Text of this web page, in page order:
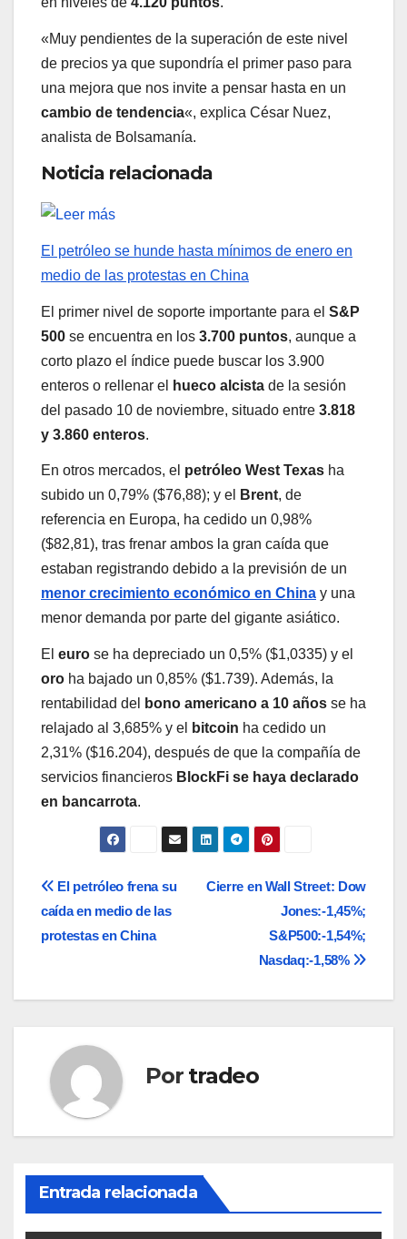
«Muy pendientes de la superación de este nivel
de precios ya que supondría el primer paso para
una mejora que nos invite a pensar hasta en un
cambio de tendencia«, explica César Nuez,
analista de Bolsamanía.
Noticia relacionada
El petróleo se hunde hasta mínimos de enero en
medio de las protestas en China
El primer nivel de soporte importante para el S&P
500 se encuentra en los 3.700 puntos, aunque a
corto plazo el índice puede buscar los 3.900
enteros o rellenar el
hueco alcista de la sesión
del pasado 10 de noviembre, situado entre 3.818
y 3.860 enteros.
En otros mercados, el petróleo West Texas ha
subido un 0,79% ($76,88); y el
Brent, de
referencia en Europa, ha cedido un 0,98%
($82,81), tras frenar ambos la gran caída que
estaban registrando debido a la previsión de un
menor crecimiento económico en China y una
menor demanda por parte del gigante asiático.
El euro se ha depreciado un 0,5% ($1,0335) y el
oro ha bajado un 0,85% ($1.739). Además, la
rentabilidad del
bono americano a 10 años se ha
relajado al 3,685% y el
bitcoin ha cedido un
2,31% ($16.204), después de que la compañía de
servicios financieros BlockFi se haya declarado
en bancarrota.
Navegación
de
Cierre en Wall Street: Dow
Jones:-1,45%;
S&P500:-1,54%;
Nasdaq:-1,58%
El petróleo frena su
caída en medio de las
protestas en China
Por tradeo
Entrada relacionada